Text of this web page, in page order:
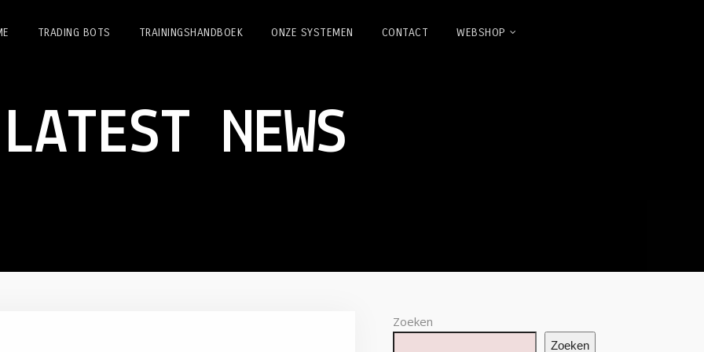
TRADING BOTS TRAININGSHANDBOEK ONZE SYSTEMEN CONTACT WEBSHOP
LATEST NEWS
Zoeken
Zoeken